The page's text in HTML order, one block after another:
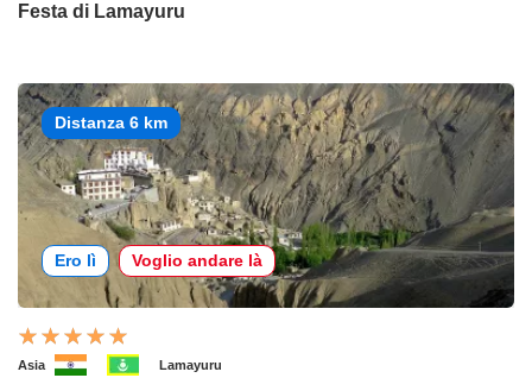
Festa di Lamayuru
Distanza 6 km
Ero lì Voglio andare là
Asia Lamayuru